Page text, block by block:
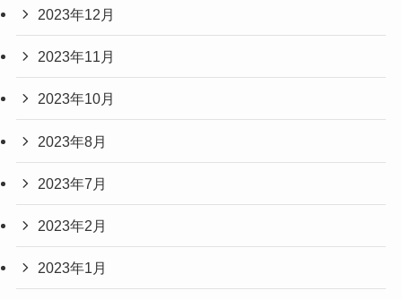
2023年12月
2023年11月
2023年10月
2023年8月
2023年7月
2023年2月
2023年1月